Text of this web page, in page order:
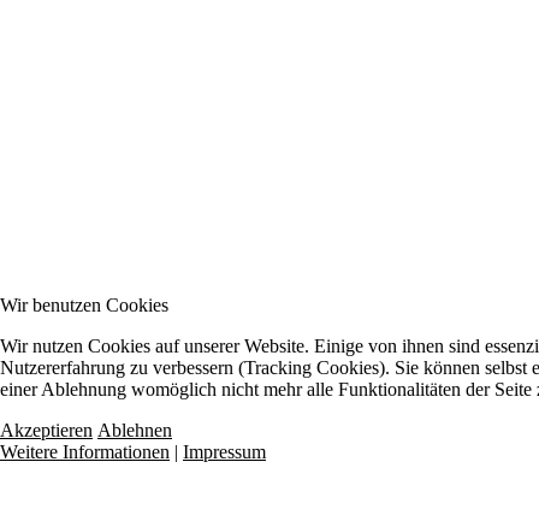
Wir benutzen Cookies
Wir nutzen Cookies auf unserer Website. Einige von ihnen sind
Nutzererfahrung zu verbessern (Tracking Cookies). Sie können selbst
einer Ablehnung womöglich nicht mehr alle Funktionalitäten der Seite
Akzeptieren Ablehnen
Weitere Informationen | Impressum